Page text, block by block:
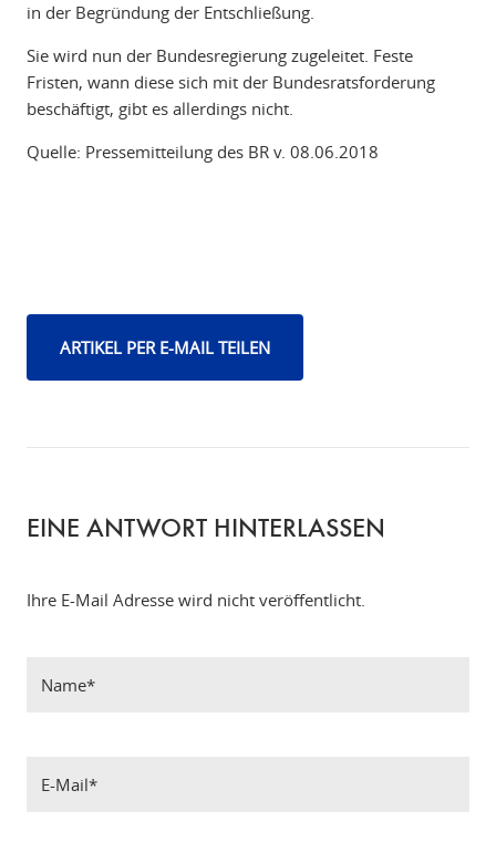
in der Begründung der Entschließung.
Sie wird nun der Bundesregierung zugeleitet. Feste
Fristen, wann diese sich mit der Bundesratsforderung
beschäftigt, gibt es allerdings nicht.
Quelle: Pressemitteilung des BR v. 08.06.2018
ARTIKEL PER E-MAIL TEILEN
EINE ANTWORT HINTERLASSEN
Ihre E-Mail Adresse wird nicht veröffentlicht.